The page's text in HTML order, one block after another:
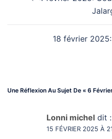
18 février
Une Réflexion Au Sujet De « 6
Lonni michel dit :
15 FÉVRIER 2025 À